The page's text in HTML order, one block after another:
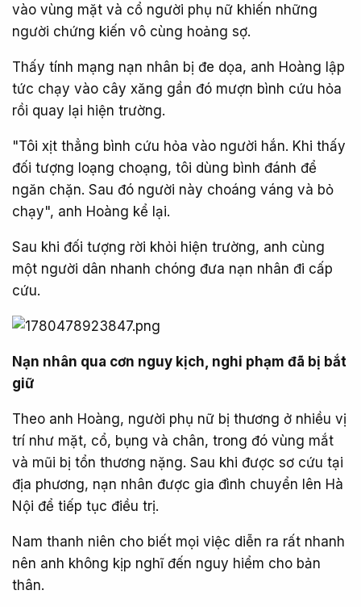
vào vùng mặt và cổ người phụ nữ khiến những
người chứng kiến vô cùng hoảng sợ.
Thấy tính mạng nạn nhân bị đe dọa, anh Hoàng lập
tức chạy vào cây xăng gần đó mượn bình cứu hỏa
rồi quay lại hiện trường.
"Tôi xịt thẳng bình cứu hỏa vào người hắn. Khi thấy
đối tượng loạng choạng, tôi dùng bình đánh để
ngăn chặn. Sau đó người này choáng váng và bỏ
chạy", anh Hoàng kể lại.
Sau khi đối tượng rời khỏi hiện trường, anh cùng
một người dân nhanh chóng đưa nạn nhân đi cấp
cứu.
Nạn nhân qua cơn nguy kịch, nghi phạm đã bị bắt
giữ
Theo anh Hoàng, người phụ nữ bị thương ở nhiều vị
trí như mặt, cổ, bụng và chân, trong đó vùng mắt
và mũi bị tổn thương nặng. Sau khi được sơ cứu tại
địa phương, nạn nhân được gia đình chuyển lên Hà
Nội để tiếp tục điều trị.
Nam thanh niên cho biết mọi việc diễn ra rất nhanh
nên anh không kịp nghĩ đến nguy hiểm cho bản
thân.